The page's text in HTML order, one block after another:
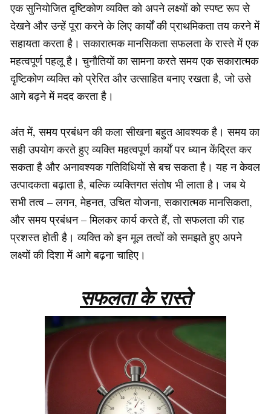
एक सुनियोजित दृष्टिकोण व्यक्ति को अपने लक्ष्यों को स्पष्ट रूप से
देखने और उन्हें पूरा करने के लिए कार्यों की प्राथमिकता तय करने में
सहायता करता है। सकारात्मक मानसिकता सफलता के रास्ते में एक
महत्वपूर्ण पहलू है। चुनौतियों का सामना करते समय एक सकारात्मक
दृष्टिकोण व्यक्ति को प्रेरित और उत्साहित बनाए रखता है, जो उसे
आगे बढ़ने में मदद करता है।
अंत में, समय प्रबंधन की कला सीखना बहुत आवश्यक है। समय का
सही उपयोग करते हुए व्यक्ति महत्वपूर्ण कार्यों पर ध्यान केंद्रित कर
सकता है और अनावश्यक गतिविधियों से बच सकता है। यह न केवल
उत्पादकता बढ़ाता है, बल्कि व्यक्तिगत संतोष भी लाता है। जब ये
सभी तत्व – लगन, मेहनत, उचित योजना, सकारात्मक मानसिकता,
और समय प्रबंधन – मिलकर कार्य करते हैं, तो सफलता की राह
प्रशस्त होती है। व्यक्ति को इन मूल तत्वों को समझते हुए अपने
लक्ष्यों की दिशा में आगे बढ़ना चाहिए।
सफलता के रास्ते